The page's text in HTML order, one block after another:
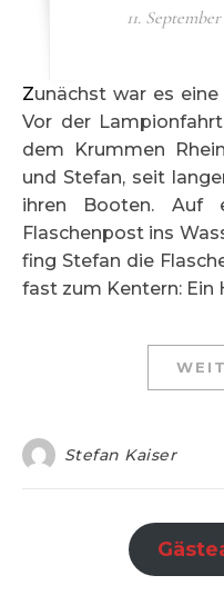
11. September
Zunächst war es eine Tour wie viele andere auch.
Vor der
dem Krummen
und Stefan, seit
ihren Booten. Auf
Flaschenpost ins
fing Stefan die
fast zum Kentern: Ein
Stefan Kaiser